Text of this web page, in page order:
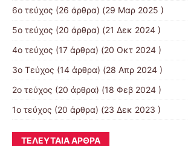
6o τεύχος (26 άρθρα) (29 Μαρ 2025 )
5ο τεύχος (20 άρθρα) (21 Δεκ 2024 )
4ο τεύχος (17 άρθρα) (20 Οκτ 2024 )
3ο Τεύχος (14 άρθρα) (28 Απρ 2024 )
2ο τεύχος (20 άρθρα) (18 Φεβ 2024 )
1ο τεύχος (20 άρθρα) (23 Δεκ 2023 )
ΤΕΛΕΥΤΑΊΑ ΆΡΘΡΑ